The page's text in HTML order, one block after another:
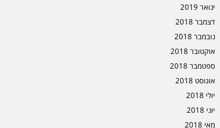
ינואר 2019
דצמבר 2018
נובמבר 2018
אוקטובר 2018
ספטמבר 2018
אוגוסט 2018
יולי 2018
יוני 2018
מאי 2018